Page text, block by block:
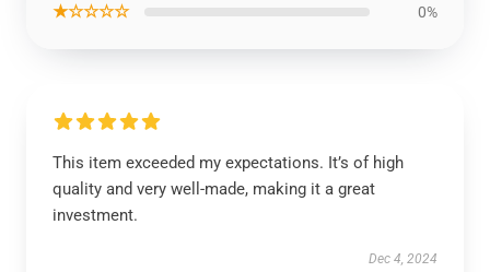
★☆☆☆☆ 0%
This item exceeded my expectations. It’s of high
quality and very well-made, making it a great
investment.
Dec 4, 2024